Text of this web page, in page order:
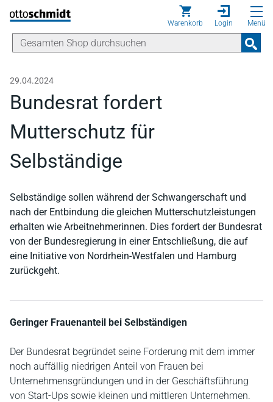
Direkt zum Inhalt
Warenkorb Login Menü
29.04.2024
Bundesrat fordert
Mutterschutz für
Selbständige
Selbständige sollen während der Schwangerschaft und
nach der Entbindung die gleichen Mutterschutzleistungen
erhalten wie Arbeitnehmerinnen. Dies fordert der Bundesrat
von der Bundesregierung in einer Entschließung, die auf
eine Initiative von Nordrhein-Westfalen und Hamburg
zurückgeht.
Geringer Frauenanteil bei Selbständigen
Der Bundesrat begründet seine Forderung mit dem immer
noch auffällig niedrigen Anteil von Frauen bei
Unternehmensgründungen und in der Geschäftsführung
von Start-Ups sowie kleinen und mittleren Unternehmen.